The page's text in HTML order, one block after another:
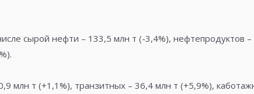
сырой нефти – 133,5 млн т (-3,4%), нефтепродуктов
млн т (+1,1%), транзитных – 36,4 млн т (+5,9%),